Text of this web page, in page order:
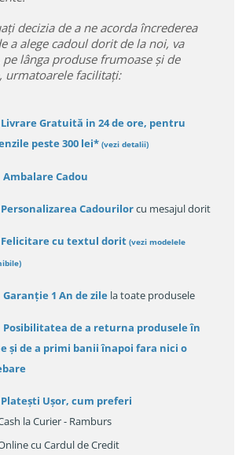
decizia de a ne acorda încrederea
a alege cadoul dorit de la noi, va
lânga produse frumoase și de
urmatoarele facilitați:
Livrare Gratuită in 24 de ore, pentru
peste 300 lei* (vezi detalii)
Ambalare Cadou
Personalizarea Cadourilorcu mesajul dorit
Felicitare cu textul dorit (vezi modelele
)
Garanție 1 An de zile la toate produsele
Posibilitatea de a returna produsele în
și de a primi banii înapoi fara nici o
Platești Ușor, cum preferi
la Curier - Ramburs
cu Cardul de Credit